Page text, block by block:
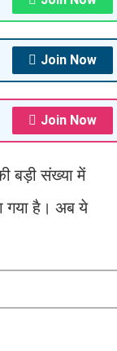
Join Now
Join Now
बड़ी संख्या में
गया है। अब ये